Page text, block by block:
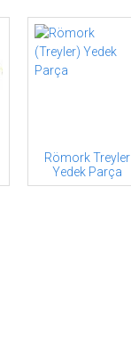
Römork Treyler
Yedek Parça